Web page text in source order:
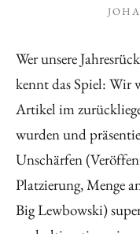
Wer unsere
kennt das Spiel: Wir
Artikel im
wurden und
Unschärfen
Platzierung, Menge
Big Lewbowski)